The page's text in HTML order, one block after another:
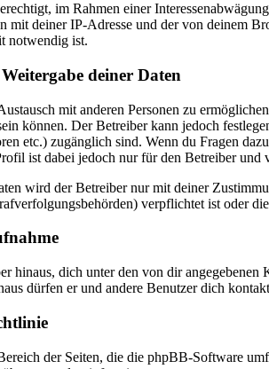
im Rahmen einer
mit deiner IP-Adresse und der von deinem
notwendig ist.
deiner Daten
mit anderen Personen zu
können. Der Betreiber kann jedoch
etc.) zugänglich sind. Wenn du Fragen
ist dabei jedoch nur für den Betreiber
wird der Betreiber nur mit deiner
verpflichtet ist oder
hinaus, dich unter den von dir
dürfen er und andere Benutzer dich
der Seiten, die die phpBB-Software